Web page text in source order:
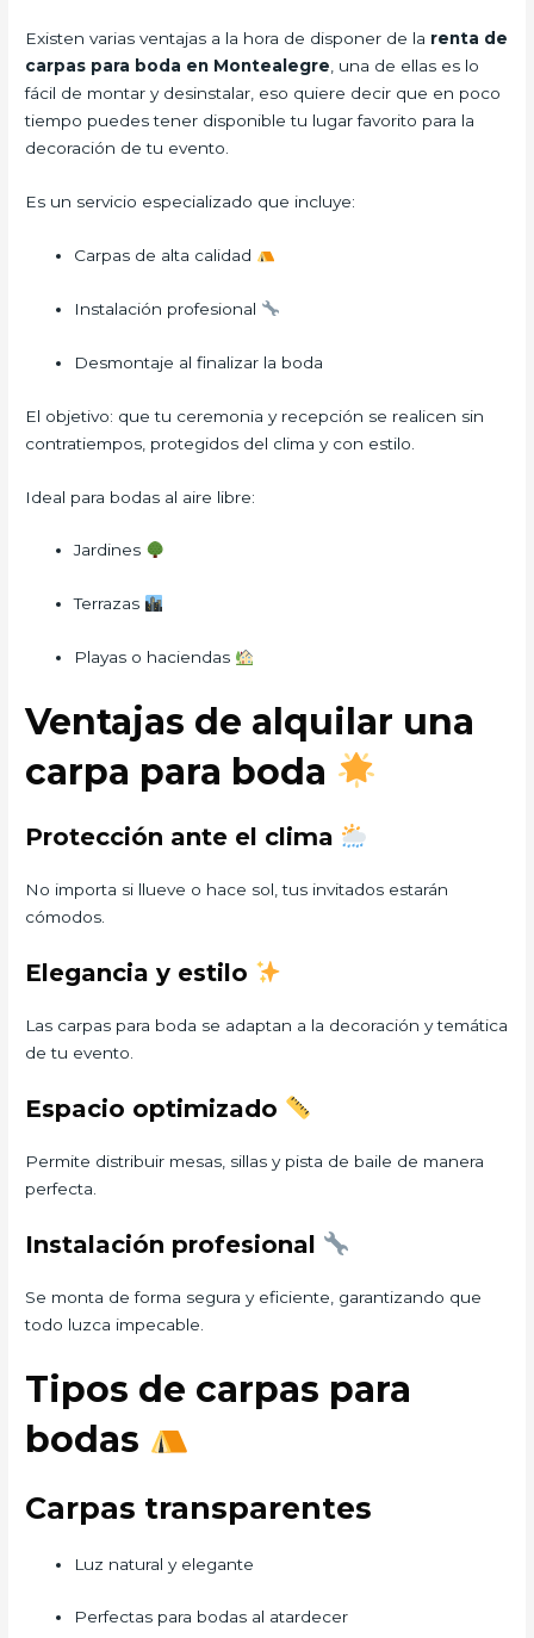
Existen varias ventajas a la hora de disponer de la renta de
carpas para boda en Montealegre, una de ellas es lo
fácil de montar y desinstalar, eso quiere decir que en poco
tiempo puedes tener disponible tu lugar favorito para la
decoración de tu evento.
Es un servicio especializado que incluye:
Carpas de alta calidad
Instalación profesional
Desmontaje al finalizar la boda
El objetivo: que tu ceremonia y recepción se realicen sin
contratiempos, protegidos del clima y con estilo.
Ideal para bodas al aire libre:
Jardines
Terrazas
Playas o haciendas
Ventajas de alquilar una
carpa para boda
Protección ante el clima
No importa si llueve o hace sol, tus invitados estarán
cómodos.
Elegancia y estilo
Las carpas para boda se adaptan a la decoración y temática
de tu evento.
Espacio optimizado
Permite distribuir mesas, sillas y pista de baile de manera
perfecta.
Instalación profesional
Se monta de forma segura y eficiente, garantizando que
todo luzca impecable.
Tipos de carpas para
bodas
Carpas transparentes
Luz natural y elegante
Perfectas para bodas al atardecer